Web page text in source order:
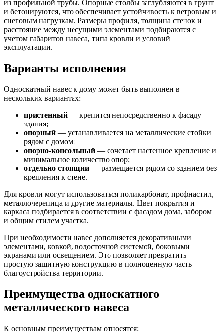
из профильной трубы. Опорные столбы заглубляются в грунт
и бетонируются, что обеспечивает устойчивость к ветровым и
снеговым нагрузкам. Размеры профиля, толщина стенок и
расстояние между несущими элементами подбираются с
учетом габаритов навеса, типа кровли и условий
эксплуатации.
Варианты исполнения
Односкатный навес к дому может быть выполнен в
нескольких вариантах:
пристенный — крепится непосредственно к фасаду
здания;
опорный — устанавливается на металлические стойки
рядом с домом;
опорно-консольный — сочетает настенное крепление и
минимальное количество опор;
отдельно стоящий — размещается рядом со зданием без
крепления к стене.
Для кровли могут использоваться поликарбонат, профнастил,
металлочерепица и другие материалы. Цвет покрытия и
каркаса подбирается в соответствии с фасадом дома, забором
и общим стилем участка.
При необходимости навес дополняется декоративными
элементами, ковкой, водосточной системой, боковыми
экранами или освещением. Это позволяет превратить
простую защитную конструкцию в полноценную часть
благоустройства территории.
Преимущества односкатного
металлического навеса
К основным преимуществам относятся: